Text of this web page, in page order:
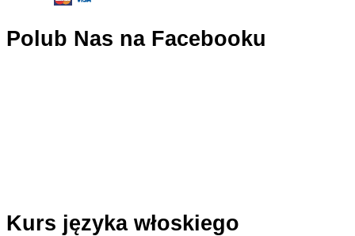
Polub Nas na Facebooku
Kurs języka włoskiego